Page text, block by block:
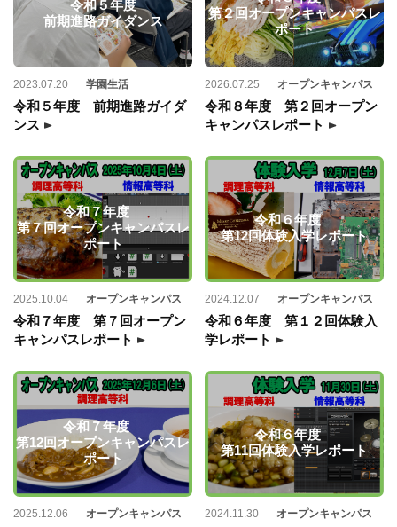
令和５年度
前期進路ガイダンス
2023.07.20 学園生活
令和５年度 前期進路ガイダ
ンス
第２回オープンキャンパスレ
ポート
2026.07.25 オープンキャンパス
令和８年度 第２回オープン
キャンパスレポート
令和７年度
第７回オープンキャンパスレ
ポート
2025.10.04 オープンキャンパス
令和７年度 第７回オープン
キャンパスレポート
令和６年度
第12回体験入学レポート
2024.12.07 オープンキャンパス
令和６年度 第１２回体験入
学レポート
令和７年度
第12回オープンキャンパスレ
ポート
2025.12.06 オープンキャンパス
令和６年度
第11回体験入学レポート
2024.11.30 オープンキャンパス